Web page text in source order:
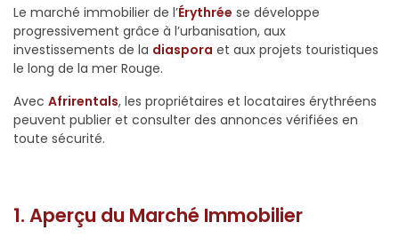
Le marché immobilier de l’Érythrée se développe
progressivement grâce à l’urbanisation, aux
investissements de la diaspora et aux projets touristiques
le long de la mer Rouge.
Avec Afrirentals, les propriétaires et locataires érythréens
peuvent publier et consulter des annonces vérifiées en
toute sécurité.
1. Aperçu du Marché Immobilier